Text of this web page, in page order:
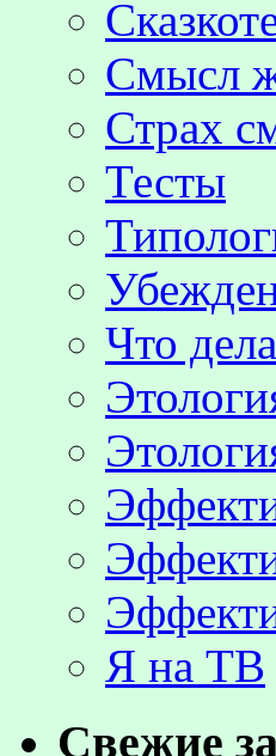
Смысл
Страх
Тесты
Что
Я на ТВ
Свежие